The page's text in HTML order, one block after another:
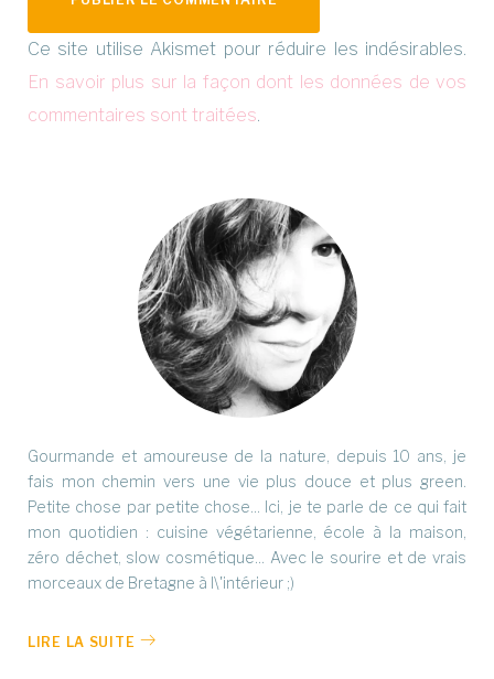
Ce site utilise Akismet pour réduire les indésirables.
En savoir plus sur la façon dont les données de vos
commentaires sont traitées.
Gourmande et amoureuse de la nature, depuis 10 ans, je
fais mon chemin vers une vie plus douce et plus green.
Petite chose par petite chose... Ici, je te parle de ce qui fait
mon quotidien : cuisine végétarienne, école à la maison,
zéro déchet, slow cosmétique... Avec le sourire et de vrais
morceaux de Bretagne à l\'intérieur ;)
LIRE LA SUITE